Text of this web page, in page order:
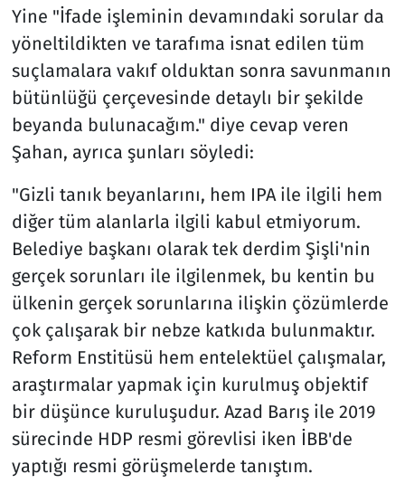
Yine "İfade işleminin devamındaki sorular da
yöneltildikten ve tarafıma isnat edilen tüm
suçlamalara vakıf olduktan sonra savunmanın
bütünlüğü çerçevesinde detaylı bir şekilde
beyanda bulunacağım." diye cevap veren
Şahan, ayrıca şunları söyledi:
"Gizli tanık beyanlarını, hem IPA ile ilgili hem
diğer tüm alanlarla ilgili kabul etmiyorum.
Belediye başkanı olarak tek derdim Şişli'nin
gerçek sorunları ile ilgilenmek, bu kentin bu
ülkenin gerçek sorunlarına ilişkin çözümlerde
çok çalışarak bir nebze katkıda bulunmaktır.
Reform Enstitüsü hem entelektüel çalışmalar,
araştırmalar yapmak için kurulmuş objektif
bir düşünce kuruluşudur. Azad Barış ile 2019
sürecinde HDP resmi görevlisi iken İBB'de
yaptığı resmi görüşmelerde tanıştım.